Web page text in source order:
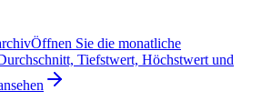
Öffnen Sie die monatliche
Tiefstwert, Höchstwert und